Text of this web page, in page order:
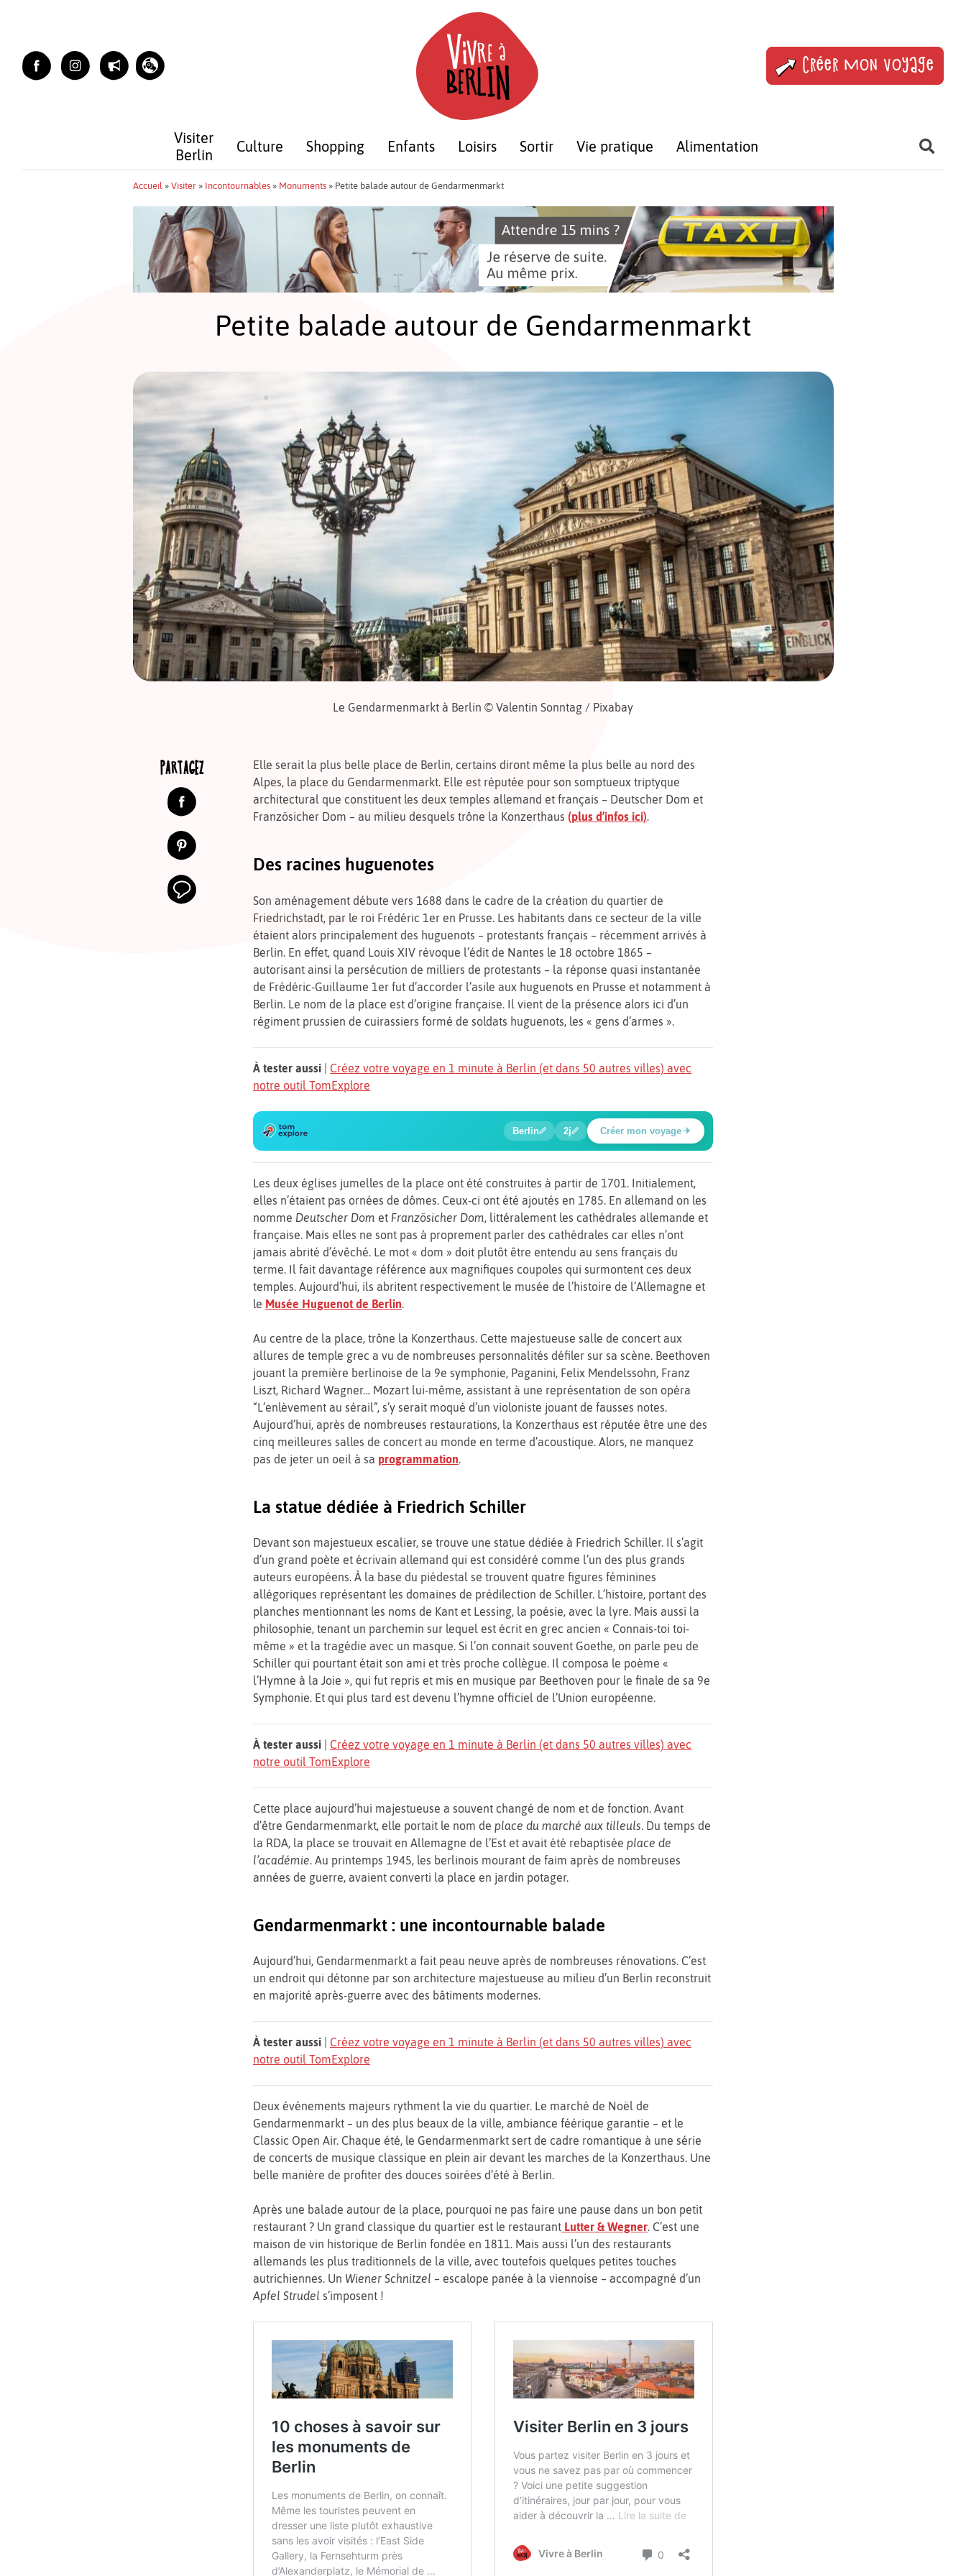
Créer mon voyage
Visiter
Berlin
Culture Shopping Enfants Loisirs Sortir Vie pratique Alimentation
Accueil » Visiter» Incontournables» Monuments» Petite balade autour de Gendarmenmarkt
Petite balade autour de Gendarmenmarkt
Le Gendarmenmarkt à Berlin © Valentin Sonntag / Pixabay
PARTAGEZ
Elle serait la plus belle place de Berlin, certains diront même la plus belle au nord des
Alpes, la place du Gendarmenmarkt. Elle est réputée pour son somptueux triptyque
architectural que constituent les deux temples allemand et français – Deutscher Dom et
Französicher Dom – au milieu desquels trône la Konzerthaus (plus d’infos ici).
Des racines huguenotes
Son aménagement débute vers 1688 dans le cadre de la création du quartier de
Friedrichstadt, par le roi Frédéric 1er en Prusse. Les habitants dans ce secteur de la ville
étaient alors principalement des huguenots – protestants français – récemment arrivés à
Berlin. En effet, quand Louis XIV révoque l’édit de Nantes le 18 octobre 1865 –
autorisant ainsi la persécution de milliers de protestants – la réponse quasi instantanée
de Frédéric-Guillaume 1er fut d’accorder l’asile aux huguenots en Prusse et notamment à
Berlin. Le nom de la place est d’origine française. Il vient de la présence alors ici d’un
régiment prussien de cuirassiers formé de soldats huguenots, les « gens d’armes ».
À tester aussi
Créez votre voyage en 1 minute à Berlin (et dans 50 autres villes) avec
notre outil TomExplore
🔍
🔍
🔍
🍲
🔍
🔍
Berlin 2j Créer mon voyage
Les deux églises jumelles de la place ont été construites à partir de 1701. Initialement,
elles n’étaient pas ornées de dômes. Ceux-ci ont été ajoutés en 1785. En allemand on les
nomme Deutscher Dom et Französicher Dom , littéralement les cathédrales allemande et
française. Mais elles ne sont pas à proprement parler des cathédrales car elles n’ont
jamais abrité d’évêché. Le mot « dom » doit plutôt être entendu au sens français du
terme. Il fait davantage référence aux magnifiques coupoles qui surmontent ces deux
temples. Aujourd’hui, ils abritent respectivement le musée de l’histoire de l’Allemagne et
le Musée Huguenot de Berlin
Au centre de la place, trône la Konzerthaus. Cette majestueuse salle de concert aux
allures de temple grec a vu de nombreuses personnalités défiler sur sa scène. Beethoven
jouant la première berlinoise de la 9e symphonie, Paganini, Felix Mendelssohn, Franz
Liszt, Richard Wagner… Mozart lui-même, assistant à une représentation de son opéra
“L’enlèvement au sérail”, s’y serait moqué d’un violoniste jouant de fausses notes.
Aujourd’hui, après de nombreuses restaurations, la Konzerthaus est réputée être une des
cinq meilleures salles de concert au monde en terme d’acoustique. Alors, ne manquez
pas de jeter un oeil à sa programmation
La statue dédiée à Friedrich Schiller
Devant son majestueux escalier, se trouve une statue dédiée à Friedrich Schiller. Il s’agit
d’un grand poète et écrivain allemand qui est considéré comme l’un des plus grands
auteurs européens. À la base du piédestal se trouvent quatre figures féminines
allégoriques représentant les domaines de prédilection de Schiller. L’histoire, portant des
planches mentionnant les noms de Kant et Lessing, la poésie, avec la lyre. Mais aussi la
philosophie, tenant un parchemin sur lequel est écrit en grec ancien « Connais-toi toi-
même » et la tragédie avec un masque. Si l’on connait souvent Goethe, on parle peu de
Schiller qui pourtant était son ami et très proche collègue. Il composa le poème «
l’Hymne à la Joie », qui fut repris et mis en musique par Beethoven pour le finale de sa 9e
Symphonie. Et qui plus tard est devenu l’hymne officiel de l’Union européenne.
À tester aussi
Créez votre voyage en 1 minute à Berlin (et dans 50 autres villes) avec
notre outil TomExplore
Cette place aujourd’hui majestueuse a souvent changé de nom et de fonction. Avant
d’être Gendarmenmarkt, elle portait le nom de place du marché aux tilleuls. Du temps de
la RDA, la place se trouvait en Allemagne de l’Est et avait été rebaptisée place de
l’académie. Au printemps 1945, les berlinois mourant de faim après de nombreuses
années de guerre, avaient converti la place en jardin potager.
Gendarmenmarkt : une incontournable balade
Aujourd’hui, Gendarmenmarkt a fait peau neuve après de nombreuses rénovations. C’est
un endroit qui détonne par son architecture majestueuse au milieu d’un Berlin reconstruit
en majorité après-guerre avec des bâtiments modernes.
À tester aussi
Créez votre voyage en 1 minute à Berlin (et dans 50 autres villes) avec
notre outil TomExplore
Deux événements majeurs rythment la vie du quartier. Le marché de Noël de
Gendarmenmarkt – un des plus beaux de la ville, ambiance féérique garantie – et le
Classic Open Air. Chaque été, le Gendarmenmarkt sert de cadre romantique à une série
de concerts de musique classique en plein air devant les marches de la Konzerthaus. Une
belle manière de profiter des douces soirées d’été à Berlin.
Après une balade autour de la place, pourquoi ne pas faire une pause dans un bon petit
restaurant ? Un grand classique du quartier est le restaurant Lutter & Wegner. C’est une
maison de vin historique de Berlin fondée en 1811. Mais aussi l’un des restaurants
allemands les plus traditionnels de la ville, avec toutefois quelques petites touches
autrichiennes. Un Wiener Schnitzel – escalope panée à la viennoise – accompagné d’un
Apfel Strudel s’imposent !